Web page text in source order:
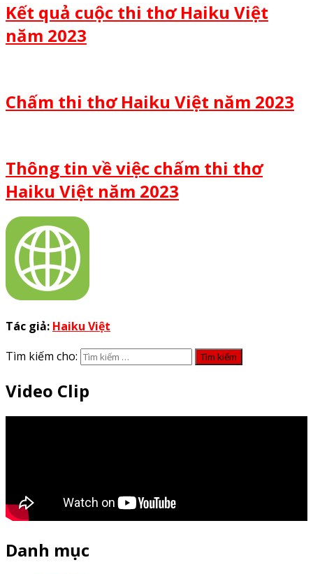
Kết quả cuộc thi thơ Haiku Việt
năm 2023
Chấm thi thơ Haiku Việt năm 2023
Thông tin về việc chấm thi thơ
Haiku Việt năm 2023
Tác giả: Haiku Việt
Tìm kiếm cho:
Video Clip
Danh mục